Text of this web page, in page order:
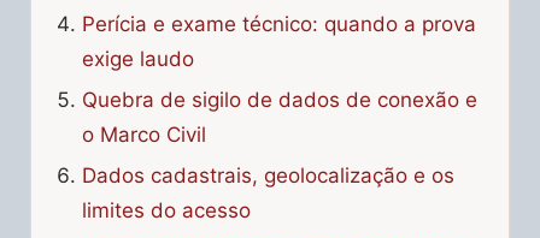
Perícia e exame técnico: quando a prova
exige laudo
Quebra de sigilo de dados de conexão e
o Marco Civil
Dados cadastrais, geolocalização e os
limites do acesso